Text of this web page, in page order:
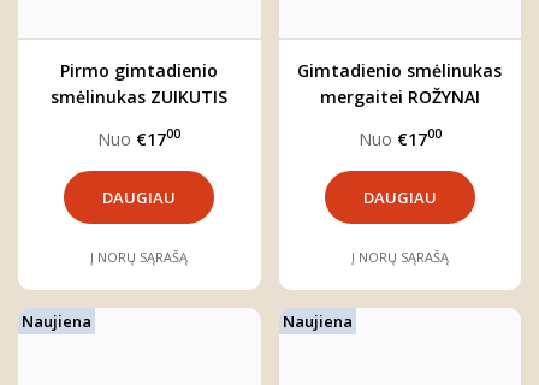
Pirmo gimtadienio
smėlinukas ZUIKUTIS
Nuo €1700
DAUGIAU
Į NORŲ SĄRAŠĄ
Gimtadienio smėlinukas
mergaitei ROŽYNAI
Nuo €1700
DAUGIAU
Į NORŲ SĄRAŠĄ
Naujiena Naujiena